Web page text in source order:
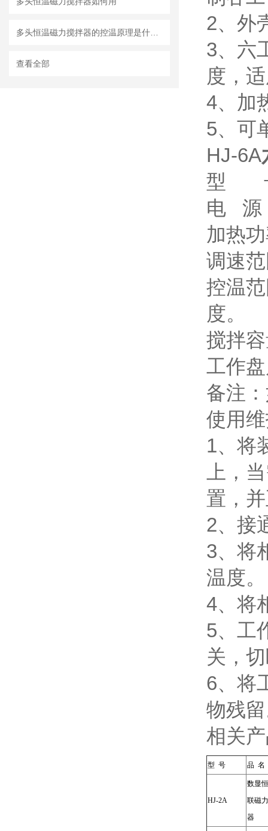
查看全部
2、外
3、六
度，
4、加
5、可
HJ-6A
型
电 源
加热
调速
控温
度。
搅拌
工作
备注
使用
1、将
上，
置，
2、接
3、将
温度。
4、将
5、工
关，
6、将
物残
相关
型 号 品 名
HJ-2A
数显
联磁
器